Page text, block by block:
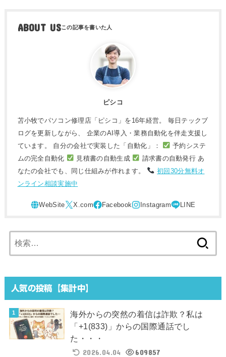
ABOUT US
ピシコ
苫小牧でパソコン修理店「ピシコ」を16年経営。 毎日テックブ
ログを更新しながら、 企業のAI導入・業務自動化を伴走支援し
ています。 自分の会社で実装した「自動化」：
予約システ
ムの完全自動化
見積書の自動生成
請求書の自動発行 あ
なたの会社でも、同じ仕組みが作れます。
初回30分無料オ
ンライン相談実施中
索:
人気の投稿【集計中】
海外からの突然の着信は詐欺？私は
「+1(833)」からの国際通話でし
た・・・
2026.04.04
609857